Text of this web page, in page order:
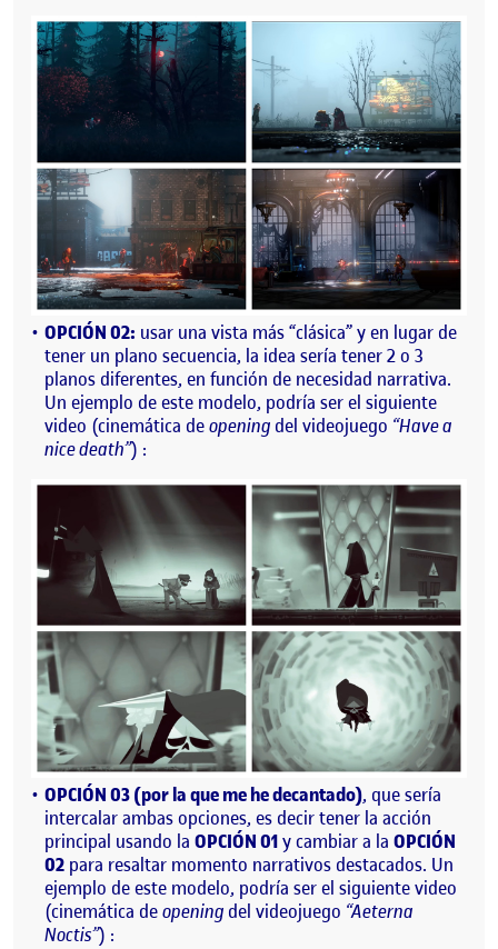
OPCIÓN 02: usar una vista más “clásica” y en lugar de
tener un plano secuencia, la idea sería tener 2 o 3
planos diferentes, en función de necesidad narrativa.
Un ejemplo de este modelo, podría ser el siguiente
video (cinemática deopening del videojuego “Have a
nice death”) :
OPCIÓN 03 (por la que me he decantado), que sería
intercalar ambas opciones, es decir tener la acción
principal usando la OPCIÓN 01y cambiar a la OPCIÓN
02 para resaltar momento narrativos destacados. Un
ejemplo de este modelo, podría ser el siguiente video
(cinemática deopening del videojuego “Aeterna
Noctis”) :